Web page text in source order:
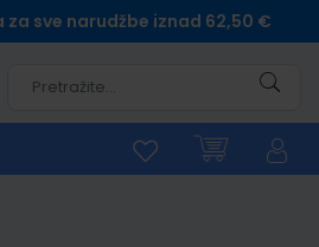
sve narudžbe iznad 62,50 €